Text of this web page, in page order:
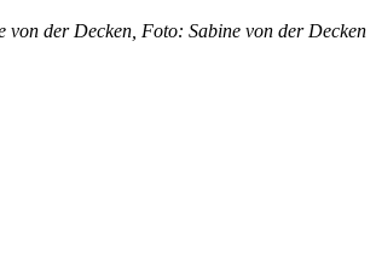
von der Decken, Foto: Sabine von der Decken